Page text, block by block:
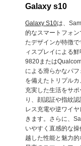
Galaxy s10
Galaxy S10は、
的なスマートフォ
たデザインが特徴
ィスプレイによる
9820または
による滑らかなパ
を備えたトリプル
充実した生活をサ
り、顔認証や指紋
レス充電や逆ワイ
きます。さらに、
いやすく直感的な操
越した性能と魅力